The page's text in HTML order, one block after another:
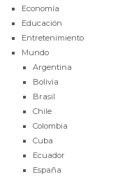
Economía
Educación
Entretenimiento
Mundo
Argentina
Bolivia
Brasil
Chile
Colombia
Cuba
Ecuador
España